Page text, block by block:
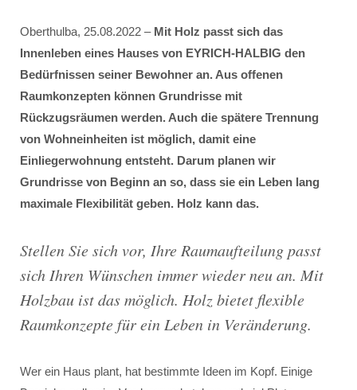
Oberthulba, 25.08.2022 – Mit Holz passt sich das
Innenleben eines Hauses von EYRICH-HALBIG den
Bedürfnissen seiner Bewohner an. Aus offenen
Raumkonzepten können Grundrisse mit
Rückzugsräumen werden. Auch die spätere Trennung
von Wohneinheiten ist möglich, damit eine
Einliegerwohnung entsteht. Darum planen wir
Grundrisse von Beginn an so, dass sie ein Leben lang
maximale Flexibilität geben. Holz kann das.
Stellen Sie sich vor, Ihre Raumaufteilung passt
sich Ihren Wünschen immer wieder neu an. Mit
Holzbau ist das möglich. Holz bietet flexible
Raumkonzepte für ein Leben in Veränderung.
Wer ein Haus plant, hat bestimmte Ideen im Kopf. Einige